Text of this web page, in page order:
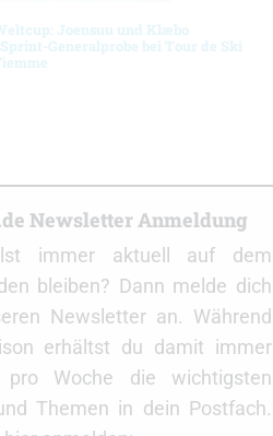
Joensuu und Klæbo
Generalprobe bei Tour de Ski
Newsletter Anmeldung
immer aktuell auf dem
bleiben? Dann melde dich
Newsletter an. Während
erhältst du damit immer
pro Woche die wichtigsten
Themen in dein Postfach.